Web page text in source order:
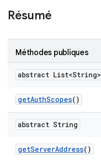
Résumé
Méthodes publiques
abstract List<String>
getAuthScopes()
abstract String
getServerAddress()